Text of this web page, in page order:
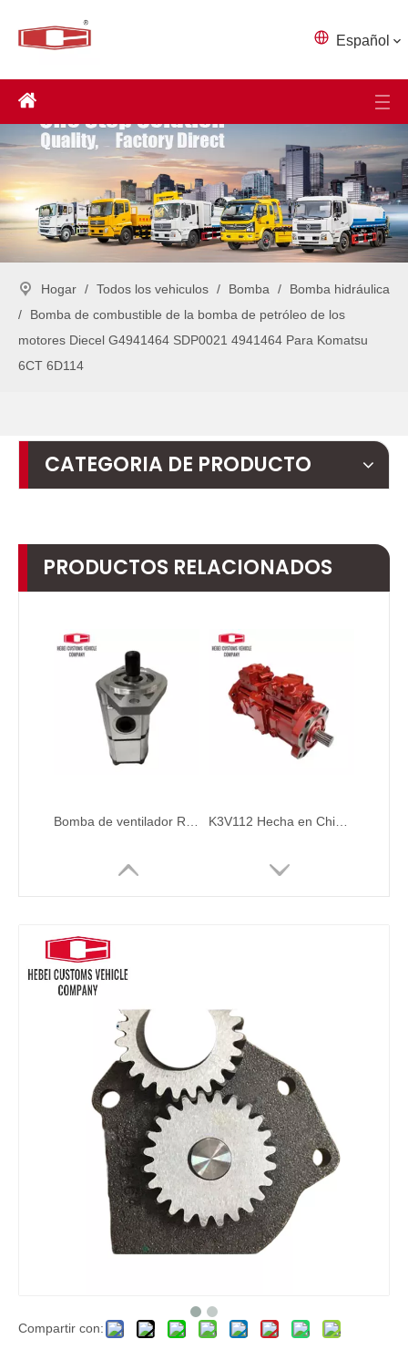
Español
Hogar / Todos los vehiculos / Bomba /
Bomba hidráulica
/
Bomba de combustible de la bomba de petróleo de los
motores Diecel G4941464 SDP0021 4941464 Para Komatsu
6CT 6D114
CATEGORIA DE PRODUCTO
PRODUCTOS RELACIONADOS
28214696 9521A030H Piezas de repuesto Excavador Diesel Motor de bomba de inyección de combustible 28214696 9521A030H para C7.1 Bomba de combustible Piezas de reparación interna en venta
Compartir con: